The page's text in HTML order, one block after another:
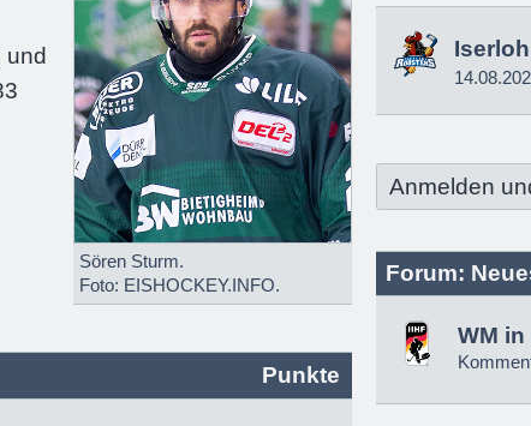
Sören Sturm.
Foto: EISHOCKEY.INFO.
und
Punkte
Anmelden
Forum:
WM